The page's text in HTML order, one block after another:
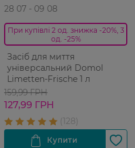
28 07 - 09 08
При купівлі 2 од. знижка -20%, 3
од. -25%
Засіб для миття
універсальний Domol
Limetten-Frische 1 л
159,99 ГРН
127,99 ГРН